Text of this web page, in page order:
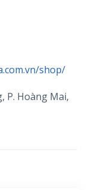
shop/
P. Hoàng Mai,